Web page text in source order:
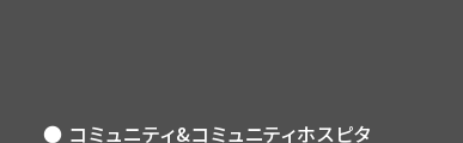
● コミュニティ&コミュニティホスピタ